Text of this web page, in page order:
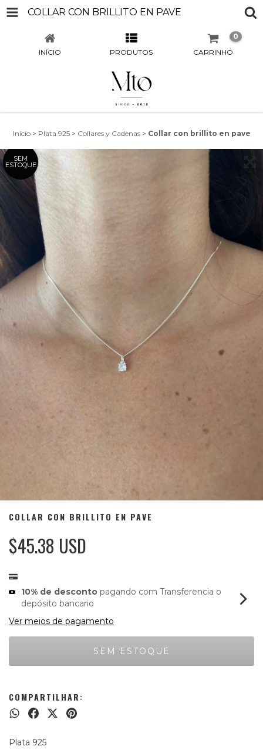
COLLAR CON BRILLITO EN PAVE
INÍCIO PRODUTOS CARRINHO
0
Início > Plata 925 > Collares y Cadenas > Collar con brillito en pave
SEM
ESTOQUE
COLLAR CON BRILLITO EN PAVE
$45.38 USD
10% de desconto pagando com Transferencia o
depósito bancario
Ver meios de pagamento
COMPARTILHAR:
Plata 925